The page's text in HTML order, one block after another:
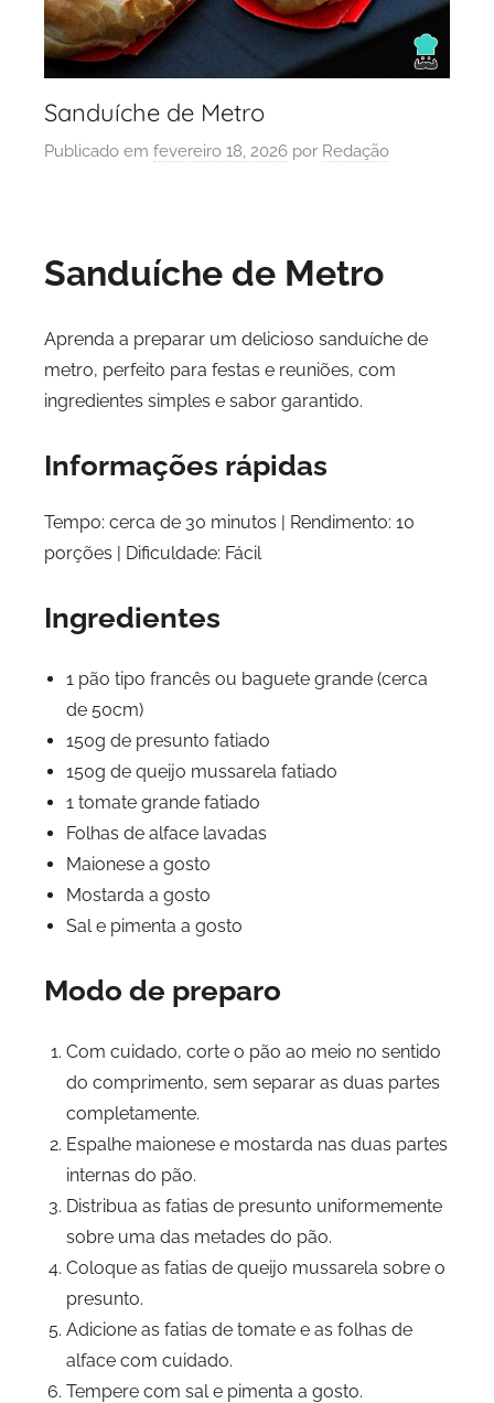
Sanduíche de Metro
Publicado em fevereiro 18, 2026 por Redação
Sanduíche de Metro
Aprenda a preparar um delicioso sanduíche de
metro, perfeito para festas e reuniões, com
ingredientes simples e sabor garantido.
Informações rápidas
Tempo: cerca de 30 minutos | Rendimento: 10
porções | Dificuldade: Fácil
Ingredientes
1 pão tipo francês ou baguete grande (cerca
de 50cm)
150g de presunto fatiado
150g de queijo mussarela fatiado
1 tomate grande fatiado
Folhas de alface lavadas
Maionese a gosto
Mostarda a gosto
Sal e pimenta a gosto
Modo de preparo
Com cuidado, corte o pão ao meio no sentido
do comprimento, sem separar as duas partes
completamente.
Espalhe maionese e mostarda nas duas partes
internas do pão.
Distribua as fatias de presunto uniformemente
sobre uma das metades do pão.
Coloque as fatias de queijo mussarela sobre o
presunto.
Adicione as fatias de tomate e as folhas de
alface com cuidado.
Tempere com sal e pimenta a gosto.